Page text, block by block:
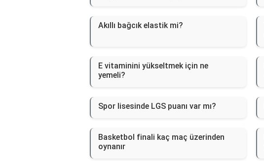
Akıllı bağcık elastik mi?
E vitaminini yükseltmek için ne
yemeli?
Spor lisesinde LGS puanı var mı?
Basketbol finali kaç maç üzerinden
oynanır